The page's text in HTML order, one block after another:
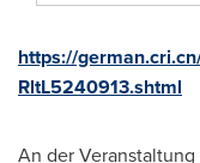
https://
RltL5240913.shtml
An der